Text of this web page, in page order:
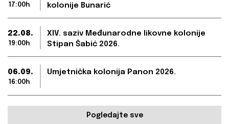
17:00h
kolonije Bunarić
22.08.
19:00h
XIV. saziv Međunarodne likovne kolonije
Stipan Šabić 2026.
06.09.
16:00h
Umjetnička kolonija Panon 2026.
Pogledajte sve